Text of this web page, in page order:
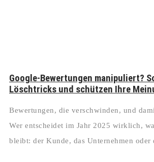
Google-Bewertungen manipuliert?
Löschtricks und schützen Ihre
Bewertungen, die verschwinden, und
Wer entscheidet im Jahr 2025 wirklich,
bleibt: der Kunde, das Unternehmen oder